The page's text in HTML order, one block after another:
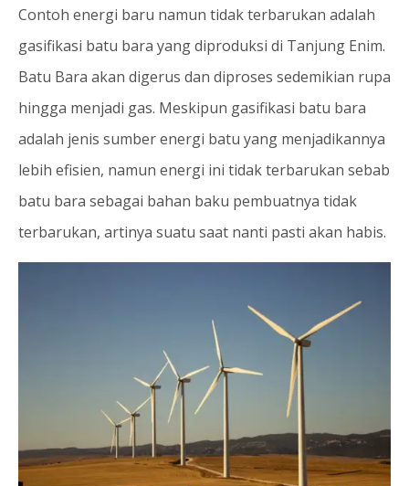
Contoh energi baru namun tidak terbarukan adalah
gasifikasi batu bara yang diproduksi di Tanjung Enim.
Batu Bara akan digerus dan diproses sedemikian rupa
hingga menjadi gas. Meskipun gasifikasi batu bara
adalah jenis sumber energi batu yang menjadikannya
lebih efisien, namun energi ini tidak terbarukan sebab
batu bara sebagai bahan baku pembuatnya tidak
terbarukan, artinya suatu saat nanti pasti akan habis.